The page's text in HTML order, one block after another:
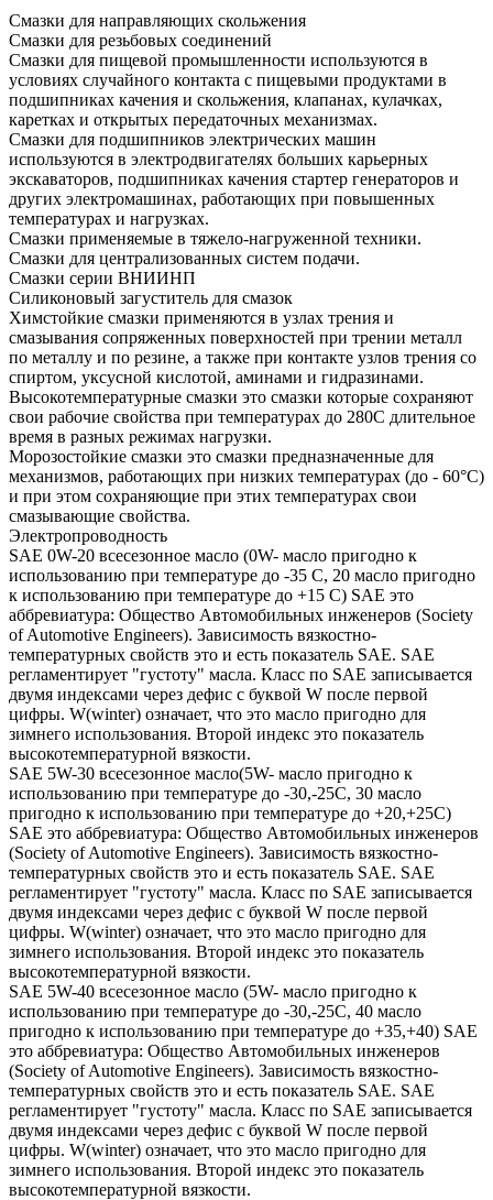
Смазки для направляющих скольжения
Смазки для резьбовых соединений
Смазки для пищевой промышленности используются в
условиях случайного контакта с пищевыми продуктами в
подшипниках качения и скольжения, клапанах, кулачках,
каретках и открытых передаточных механизмах.
Смазки для подшипников электрических машин
используются в электродвигателях больших карьерных
экскаваторов, подшипниках качения стартер генераторов и
других электромашинах, работающих при повышенных
температурах и нагрузках.
Смазки применяемые в тяжело-нагруженной техники.
Смазки для централизованных систем подачи.
Смазки серии ВНИИНП
Силиконовый загуститель для смазок
Химстойкие смазки применяются в узлах трения и
смазывания сопряженных поверхностей при трении металл
по металлу и по резине, а также при контакте узлов трения со
спиртом, уксусной кислотой, аминами и гидразинами.
Высокотемпературные смазки это смазки которые сохраняют
свои рабочие свойства при температурах до 280С длительное
время в разных режимах нагрузки.
Морозостойкие смазки это смазки предназначенные для
механизмов, работающих при низких температурах (до - 60°С)
и при этом сохраняющие при этих температурах свои
смазывающие свойства.
Электропроводность
SAE 0W-20 всесезонное масло (0W- масло пригодно к
использованию при температуре до -35 С, 20 масло пригодно
к использованию при температуре до +15 С) SAE это
аббревиатура: Общество Автомобильных инженеров (Society
of Automotive Engineers). Зависимость вязкостно-
температурных свойств это и есть показатель SAE. SAE
регламентирует "густоту" масла. Класс по SAE записывается
двумя индексами через дефис с буквой W после первой
цифры. W(winter) означает, что это масло пригодно для
зимнего использования. Второй индекс это показатель
высокотемпературной вязкости.
SAE 5W-30 всесезонное масло(5W- масло пригодно к
использованию при температуре до -30,-25С, 30 масло
пригодно к использованию при температуре до +20,+25С)
SAE это аббревиатура: Общество Автомобильных инженеров
(Society of Automotive Engineers). Зависимость вязкостно-
температурных свойств это и есть показатель SAE. SAE
регламентирует "густоту" масла. Класс по SAE записывается
двумя индексами через дефис с буквой W после первой
цифры. W(winter) означает, что это масло пригодно для
зимнего использования. Второй индекс это показатель
высокотемпературной вязкости.
SAE 5W-40 всесезонное масло (5W- масло пригодно к
использованию при температуре до -30,-25С, 40 масло
пригодно к использованию при температуре до +35,+40) SAE
это аббревиатура: Общество Автомобильных инженеров
(Society of Automotive Engineers). Зависимость вязкостно-
температурных свойств это и есть показатель SAE. SAE
регламентирует "густоту" масла. Класс по SAE записывается
двумя индексами через дефис с буквой W после первой
цифры. W(winter) означает, что это масло пригодно для
зимнего использования. Второй индекс это показатель
высокотемпературной вязкости.